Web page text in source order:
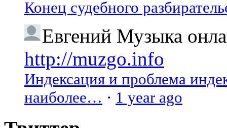
Конец судебного
Евгений Музыка
http://muzgo.info
Индексация и проблема
наиболее… · 1 year ago